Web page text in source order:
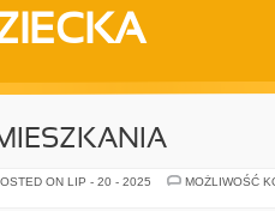
ON LIP - 20 - 2025
MOŻLIWOŚĆ